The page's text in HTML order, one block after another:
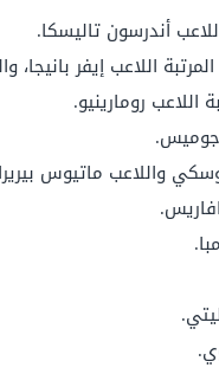
أندرسون تاليسكا.
اللاعب إيفر بانيجا،
اللاعب رومارينيو.
جوميس.
واللاعب ماتيوس